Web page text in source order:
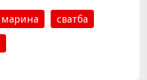
марина
сватба